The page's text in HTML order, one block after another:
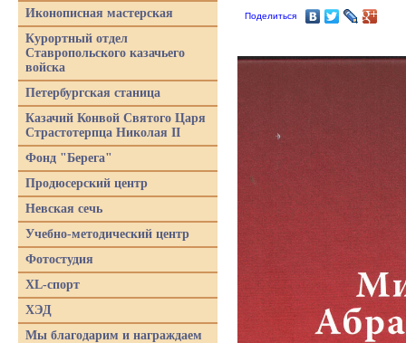
Поделиться
Иконописная мастерская
Курортный отдел
Ставропольского казачьего
войска
Петербургская станица
Казачий Конвой Святого Царя
Страстотерпца Николая II
Фонд "Берега"
Продюсерский центр
Невская сечь
Учебно-методический центр
Фотостудия
XL-спорт
ХЭД
Мы благодарим и награждаем